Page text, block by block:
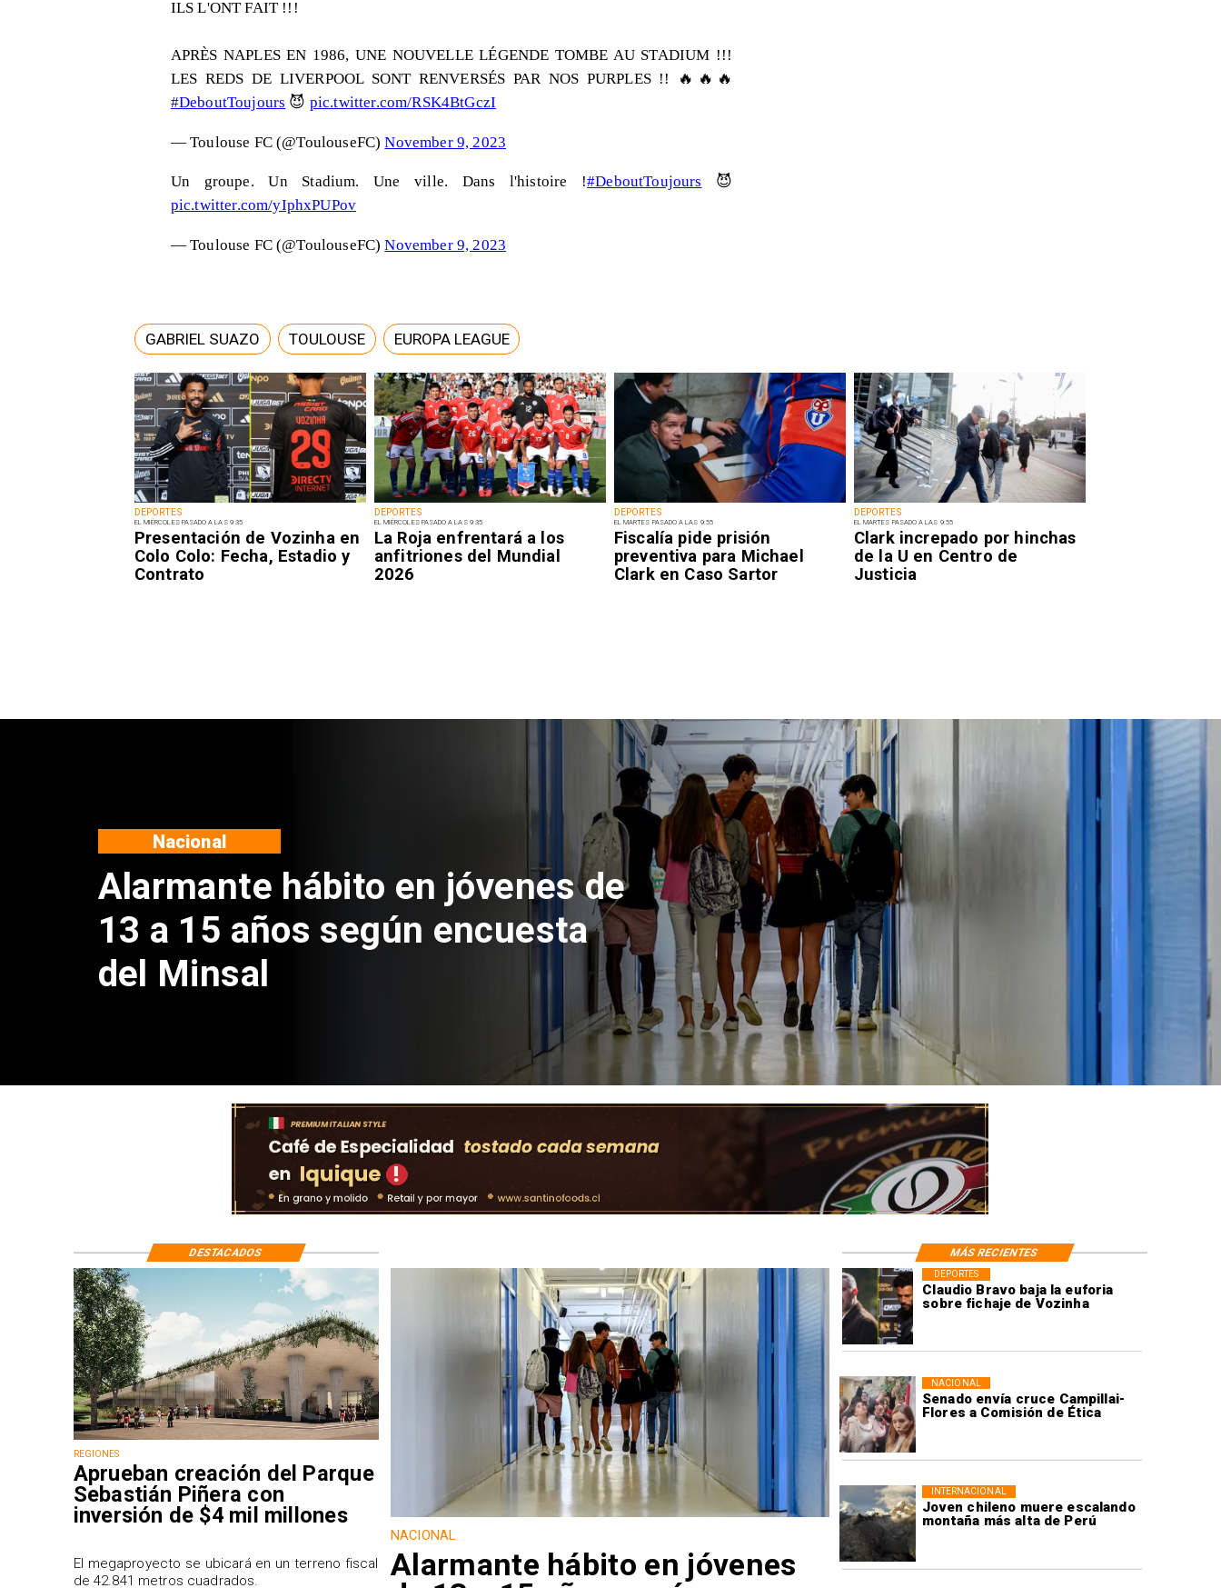
DEPORTES
EL MIÉRCOLES PASADO A LAS 9:35
Presentación de Vozinha en
Colo Colo: Fecha, Estadio y
Contrato
DEPORTES
EL MIÉRCOLES PASADO A LAS 9:35
La Roja enfrentará a los
anfitriones del Mundial
2026
DEPORTES
EL MARTES PASADO A LAS 9:55
Fiscalía pide prisión
preventiva para Michael
Clark en Caso Sartor
DEPORTES
EL MARTES PASADO A LAS 9:55
Clark increpado por hinchas
de la U en Centro de
Justicia
ILS L'ONT FAIT !!!
APRÈS NAPLES EN 1986, UNE NOUVELLE LÉGENDE TOMBE AU STADIUM !!!
LES REDS DE LIVERPOOL SONT RENVERSÉS PAR NOS PURPLES !! 🔥🔥🔥
#DeboutToujours 😈 pic.twitter.com/RSK4BtGczI
— Toulouse FC (@ToulouseFC)November 9, 2023
Un groupe. Un Stadium. Une ville. Dans l'histoire !#DeboutToujours 😈
pic.twitter.com/yIphxPUPov
— Toulouse FC (@ToulouseFC)November 9, 2023
GABRIEL SUAZO TOULOUSE EUROPA LEAGUE
Aprueban creación del Parque
Sebastián Piñera con inversión
de $4 mil millones
Regiones
Claudio Bravo baja la euforia
sobre fichaje de Vozinha
DEPORTES
Senado envía cruce Campillai-
Flores a Comisión de Ética
NACIONAL
Joven chileno muere escalando
montaña más alta de Perú
INTERNACIONAL
REGIONES
Aprueban creación del Parque
Sebastián Piñera con
inversión de $4 mil millones
El megaproyecto se ubicará en un terreno fiscal
de 42.841 metros cuadrados.
NACIONAL
Alarmante hábito en jóvenes
DESTACADOS MÁS RECIENTES